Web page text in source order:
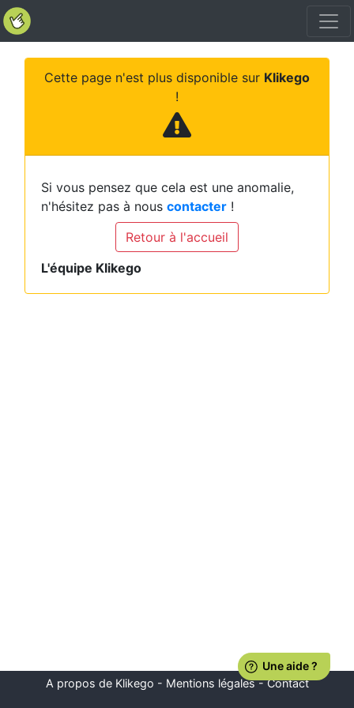
Cette page n'est plus disponible sur Klikego
!
Si vous pensez que cela est une anomalie,
n'hésitez pas à nous contacter !
Retour à l'accueil
L'équipe Klikego
A propos de Klikego - Mentions légales-Contact